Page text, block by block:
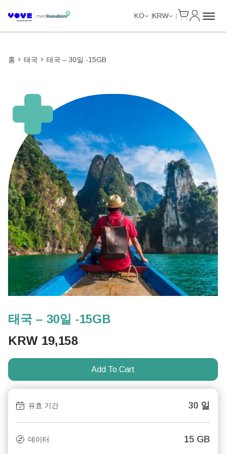
KO KRW
홈 태국 태국 – 30일 -15GB
태국 – 30일 -15GB
KRW 19,158
Add To Cart
유효 기간 30 일
데이터 15 GB